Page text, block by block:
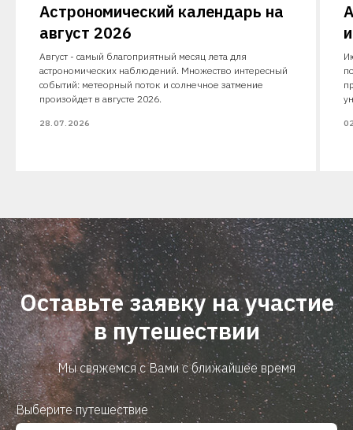
Астрономический календарь на
август 2026
Август - самый благоприятный месяц лета для
астрономических наблюдений. Множество интересный
событий: метеорный поток и солнечное затмение
произойдет в августе 2026.
28.07.2026
Оставьте заявку на участие
в путешествии
Мы свяжемся с Вами с ближайшее время
Выберите путешествие